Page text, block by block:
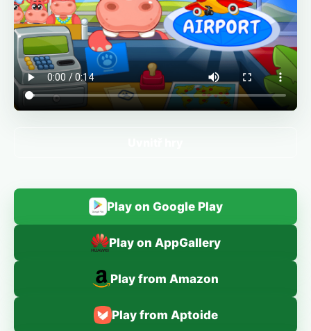
Play on Google Play
Play on AppGallery
Play from Amazon
Play from Aptoide